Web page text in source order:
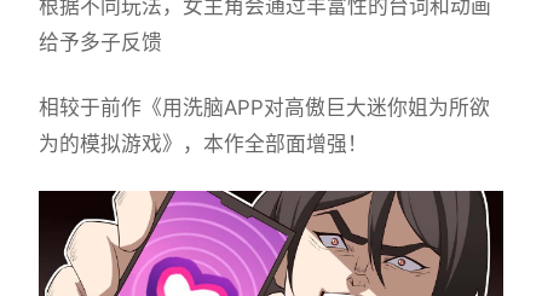
根据不同玩法，女主角会通过丰富性的台词和动画
给予多子反馈
相较于前作《用洗脑APP对高傲巨大迷你姐为所欲
为的模拟游戏》，本作全部面增强！